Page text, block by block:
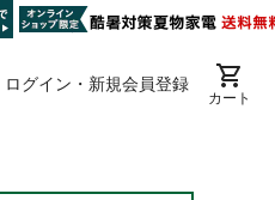
ログイン・新規会員登録
カート